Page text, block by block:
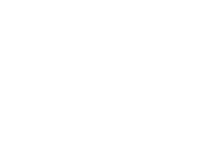
ручных
подтверждает нашу уверенность